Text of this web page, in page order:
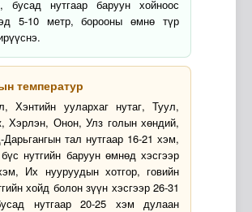
бусад нутгаар баруун хойноос
5-10 метр, борооны өмнө түр
температур
Хэнтийн уулархаг нутаг, Туул,
Хэрлэн, Онон, Улз голын хөндий,
Дарьгангын тал нутгаар 16-21 хэм,
нутгийн баруун өмнөд хэсгээр
Их нууруудын хотгор, говийн
хойд болон зүүн хэсгээр 26-31
нутгаар 20-25 хэм дулаан